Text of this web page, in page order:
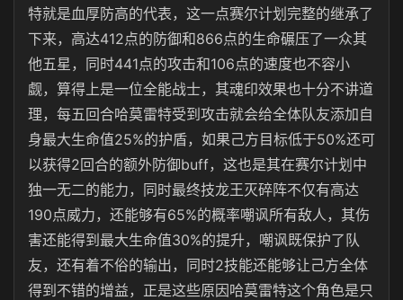
特就是血厚防高的代表，这一点赛尔计划完整的继承了
下来，高达412点的防御和866点的生命碾压了一众其
他五星，同时441点的攻击和106点的速度也不容小
觑，算得上是一位全能战士，其魂印效果也十分不讲道
理，每五回合哈莫雷特受到攻击就会给全体队友添加自
身最大生命值25%的护盾，如果己方目标低于50%还可
以获得2回合的额外防御buff，这也是其在赛尔计划中
独一无二的能力，同时最终技龙王灭碎阵不仅有高达
190点威力，还能够有65%的概率嘲讽所有敌人，其伤
害还能得到最大生命值30%的提升，嘲讽既保护了队
友，还有着不俗的输出，同时2技能还能够让己方全体
得到不错的增益，正是这些原因哈莫雷特这个角色是只